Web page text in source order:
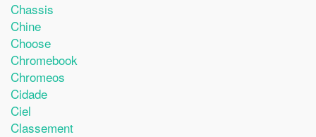
Chassis
Chine
Choose
Chromebook
Chromeos
Cidade
Ciel
Classement